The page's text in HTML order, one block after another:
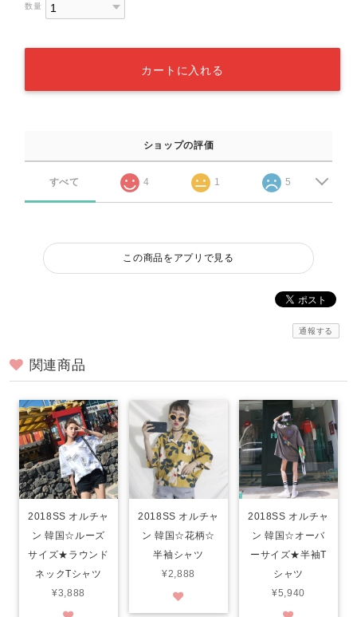
数量
カートに入れる
ショップの評価
すべて 4 1 5
この商品をアプリで見る
通報する
関連商品
2018SS オルチャ
ン 韓国☆ルーズ
サイズ★ラウンド
ネックTシャツ
¥3,888
2018SS オルチャ
ン 韓国☆花柄☆
半袖シャツ
¥2,888
2018SS オルチャ
ン 韓国☆オーバ
ーサイズ★半袖T
シャツ
¥5,940